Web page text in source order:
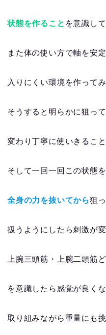
状態を作ること を意識し
また体の使い方で軸を安
入りにくい環境を作ってみ
そうすると明らかに狙っ
変わり丁寧に使いきるこ
そして一回一回この状態
全身の力を抜いてから狙
扱うようにしたら刺激が変
上腕三頭筋・上腕二頭筋
を意識したら感覚が良く
取り組みながら重量にも